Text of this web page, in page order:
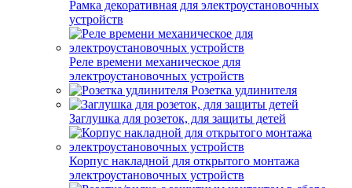
Рамка декоративная для электроустановочных
устройств
Реле времени механическое для
электроустановочных устройств
Розетка удлинителя
Заглушка для розеток, для защиты детей
Корпус накладной для открытого монтажа
электроустановочных устройств